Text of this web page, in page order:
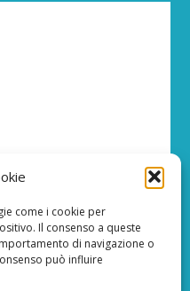
come i cookie per
Il consenso a queste
di navigazione o
può influire